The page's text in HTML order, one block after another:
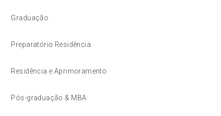
Graduação
Preparatório Residência
Residência e Aprimoramento
Pós-graduação & MBA